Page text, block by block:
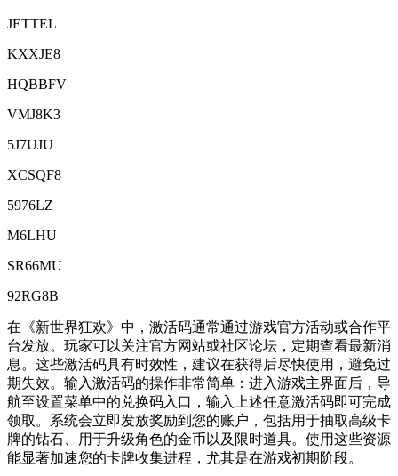
JETTEL
KXXJE8
HQBBFV
VMJ8K3
5J7UJU
XCSQF8
5976LZ
M6LHU
SR66MU
92RG8B
在《新世界狂欢》中，激活码通常通过游戏官方活动或合作平
台发放。玩家可以关注官方网站或社区论坛，定期查看最新消
息。这些激活码具有时效性，建议在获得后尽快使用，避免过
期失效。输入激活码的操作非常简单：进入游戏主界面后，导
航至设置菜单中的兑换码入口，输入上述任意激活码即可完成
领取。系统会立即发放奖励到您的账户，包括用于抽取高级卡
牌的钻石、用于升级角色的金币以及限时道具。使用这些资源
能显著加速您的卡牌收集进程，尤其是在游戏初期阶段。